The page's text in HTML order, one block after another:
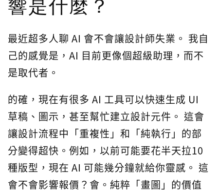
響是什麼？
最近超多人聊 AI 會不會讓設計師失業。 我自
己的感覺是，AI 目前更像個超級助理，而不
是取代者。
的確，現在有很多 AI 工具可以快速生成 UI
草稿、圖示，甚至幫忙建立設計元件。 這會
讓設計流程中「重複性」和「純執行」的部
分變得超快。例如，以前可能要花半天拉10
種版型，現在 AI 可能幾分鐘就給你靈感。 這
會不會影響報價？會。純粹「畫圖」的價值